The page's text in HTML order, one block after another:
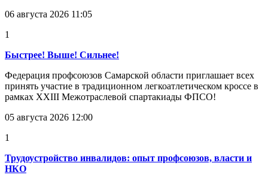
06 августа 2026 11:05
1
Быстрее! Выше! Сильнее!
Федерация профсоюзов Самарской области приглашает всех
принять участие в традиционном легкоатлетическом кроссе в
рамках XXIII Межотраслевой спартакиады ФПСО!
05 августа 2026 12:00
1
Трудоустройство инвалидов: опыт профсоюзов, власти и
НКО